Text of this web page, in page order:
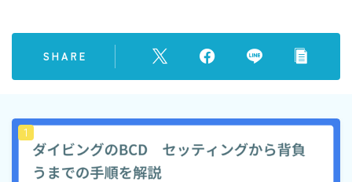
SHARE